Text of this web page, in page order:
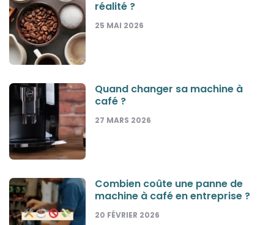
réalité ?
25 MAI 2026
Quand changer sa machine à
café ?
27 MARS 2026
Combien coûte une panne de
machine à café en entreprise ?
20 FÉVRIER 2026